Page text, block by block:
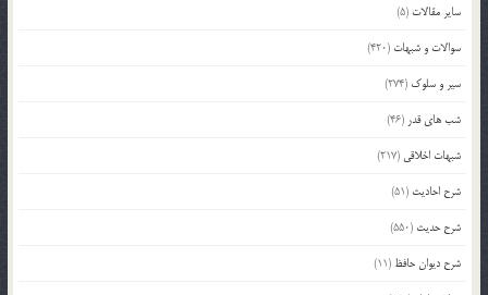
سایر مقالات (5)
سوالات و شبهات (420)
سیر و سلوک (274)
شب های قدر (46)
شبهات اخلاقی (217)
شرح احادیث (51)
شرح حدیث (550)
شرح دیوان حافظ (11)